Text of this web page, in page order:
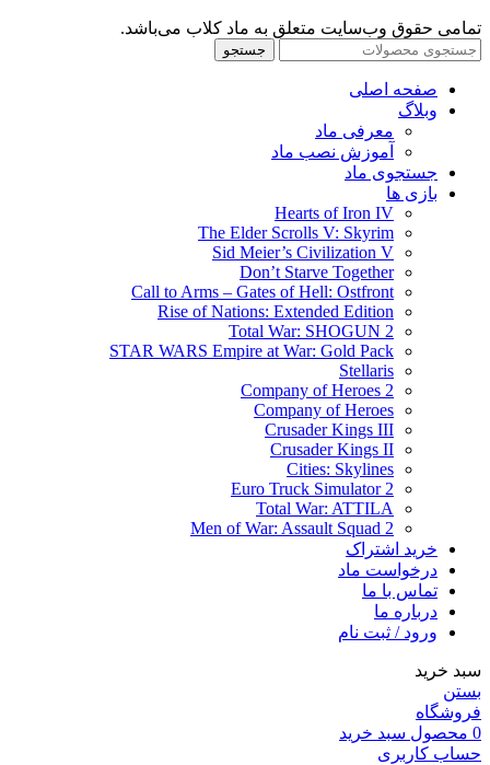
تمامی حقوق وب‌سایت متعلق به ماد کلاب می‌باشد.
جستجو
صفحه اصلی
وبلاگ
معرفی ماد
آموزش نصب ماد
جستجوی ماد
بازی ها
Hearts of Iron IV
The Elder Scrolls V: Skyrim
Sid Meier’s Civilization V
Don’t Starve Together
Call to Arms – Gates of Hell: Ostfront
Rise of Nations: Extended Edition
Total War: SHOGUN 2
STAR WARS Empire at War: Gold Pack
Stellaris
Company of Heroes 2
Company of Heroes
Crusader Kings III
Crusader Kings II
Cities: Skylines
Euro Truck Simulator 2
Total War: ATTILA
Men of War: Assault Squad 2
خرید اشتراک
درخواست ماد
تماس با ما
درباره ما
ورود / ثبت نام
سبد خرید
بستن
فروشگاه
0 محصول سبد خرید
حساب کاربری